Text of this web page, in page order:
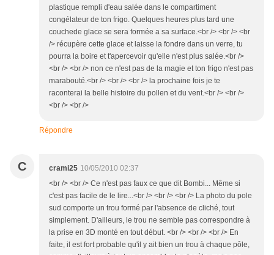
plastique rempli d'eau salée dans le compartiment
congélateur de ton frigo. Quelques heures plus tard une
couchede glace se sera formée a sa surface.<br /> <br /> <br
/> récupère cette glace et laisse la fondre dans un verre, tu
pourra la boire et t'apercevoir qu'elle n'est plus salée.<br />
<br /> <br /> non ce n'est pas de la magie et ton frigo n'est pas
marabouté.<br /> <br /> <br /> la prochaine fois je te
raconterai la belle histoire du pollen et du vent.<br /> <br />
<br /> <br />
Répondre
C crami25 10/05/2010 02:37
<br /> <br /> Ce n'est pas faux ce que dit Bombi... Même si
c'est pas facile de le lire...<br /> <br /> <br /> La photo du pole
sud comporte un trou formé par l'absence de cliché, tout
simplement. D'ailleurs, le trou ne semble pas correspondre à
la prise en 3D monté en tout début. <br /> <br /> <br /> En
faite, il est fort probable qu'il y ait bien un trou à chaque pôle,